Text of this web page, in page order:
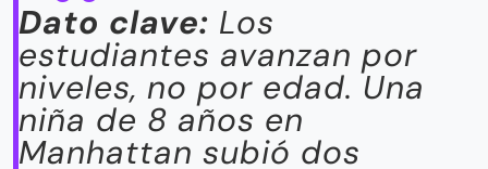
Dato clave: Los
estudiantes avanzan por
niveles, no por edad. Una
niña de 8 años en
Manhattan subió dos